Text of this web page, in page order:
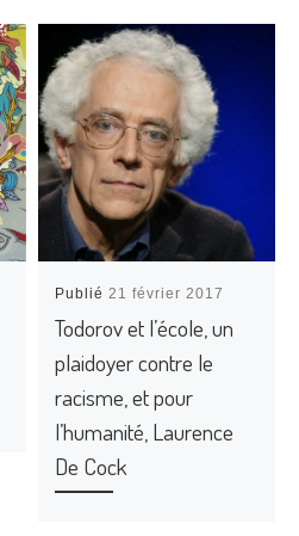
Publié 21 février 2017
Todorov et l’école, un
plaidoyer contre le
racisme, et pour
l’humanité, Laurence
De Cock